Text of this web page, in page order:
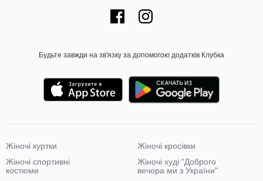
Будьте завжди на зв'язку за допомогою додатків Клубка
Жіночі куртки
Жіночі спортивні
костюми
Жіночі кросівки
Жіночі худі "Доброго
вечора ми з України"